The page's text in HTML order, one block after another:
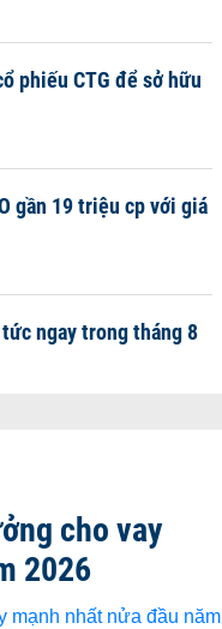
phiếu CTG để sở hữu
gần 19 triệu cp với giá
ngay trong tháng 8
cho vay
2026